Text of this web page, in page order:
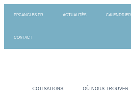
PPCANGLES.FR ACTUALITÉS CALENDRIER
CONTACT
COTISATIONS OÙ NOUS TROUVER